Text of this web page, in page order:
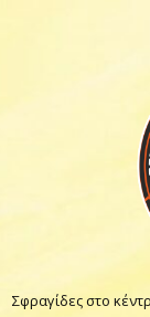
Σφραγίδες στο